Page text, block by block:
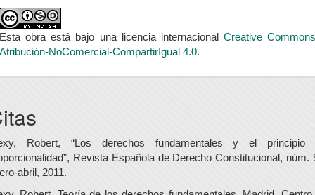
Esta obra está bajo una licencia internacional Creative Commons
Atribución-NoComercial-CompartirIgual 4.0.
Robert, “Los derechos fundamentales y el principio
Revista Española de Derecho Constitucional, núm.
abril, 2011.